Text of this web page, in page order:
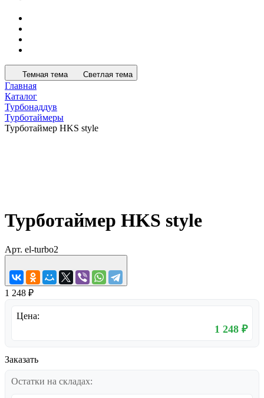
Темная тема Светлая тема
Главная
Каталог
Турбонаддув
Турботаймеры
Турботаймер HKS style
Турботаймер HKS style
Арт. el-turbo2
1 248 ₽
Цена:
1 248 ₽
Заказать
Остатки на складах: